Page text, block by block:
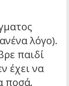
λόγο).
παιδί
έχει να
ποσά.